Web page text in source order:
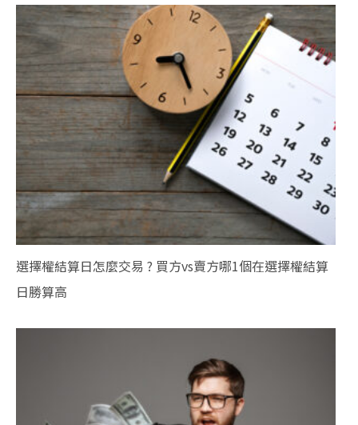
選擇權結算日怎麼交易 ? 買方vs賣方哪1個在選擇權結算
日勝算高